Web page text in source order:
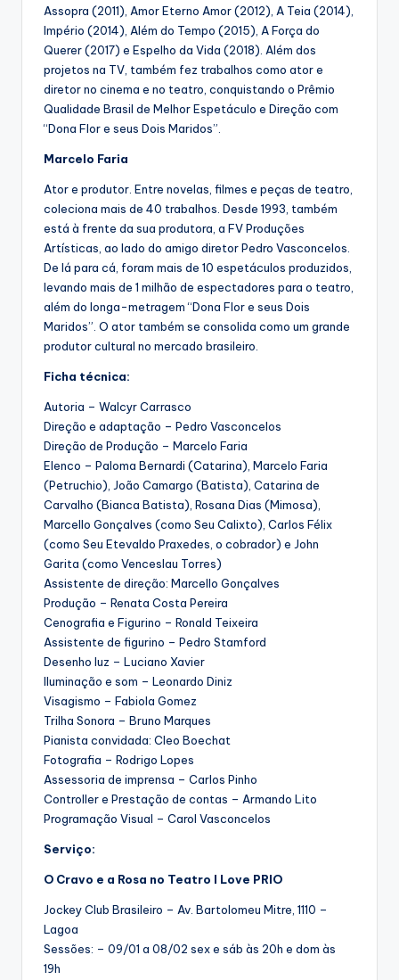
Assopra (2011), Amor Eterno Amor (2012), A Teia (2014),
Império (2014), Além do Tempo (2015), A Força do
Querer (2017) e Espelho da Vida (2018). Além dos
projetos na TV, também fez trabalhos como ator e
diretor no cinema e no teatro, conquistando o Prêmio
Qualidade Brasil de Melhor Espetáculo e Direção com
“Dona Flor e seus Dois Maridos”.
Marcelo Faria
Ator e produtor. Entre novelas, filmes e peças de teatro,
coleciona mais de 40 trabalhos. Desde 1993, também
está à frente da sua produtora, a FV Produções
Artísticas, ao lado do amigo diretor Pedro Vasconcelos.
De lá para cá, foram mais de 10 espetáculos produzidos,
levando mais de 1 milhão de espectadores para o teatro,
além do longa-metragem “Dona Flor e seus Dois
Maridos”. O ator também se consolida como um grande
produtor cultural no mercado brasileiro.
Ficha técnica:
Autoria – Walcyr Carrasco
Direção e adaptação – Pedro Vasconcelos
Direção de Produção – Marcelo Faria
Elenco – Paloma Bernardi (Catarina), Marcelo Faria
(Petruchio), João Camargo (Batista), Catarina de
Carvalho (Bianca Batista), Rosana Dias (Mimosa),
Marcello Gonçalves (como Seu Calixto), Carlos Félix
(como Seu Etevaldo Praxedes, o cobrador) e John
Garita (como Venceslau Torres)
Assistente de direção: Marcello Gonçalves
Produção – Renata Costa Pereira
Cenografia e Figurino – Ronald Teixeira
Assistente de figurino – Pedro Stamford
Desenho luz – Luciano Xavier
Iluminação e som – Leonardo Diniz
Visagismo – Fabiola Gomez
Trilha Sonora – Bruno Marques
Pianista convidada: Cleo Boechat
Fotografia – Rodrigo Lopes
Assessoria de imprensa – Carlos Pinho
Controller e Prestação de contas – Armando Lito
Programação Visual – Carol Vasconcelos
Serviço:
O Cravo e a Rosa no Teatro I Love PRIO
Jockey Club Brasileiro – Av. Bartolomeu Mitre, 1110 –
Lagoa
Sessões: – 09/01 a 08/02 sex e sáb às 20h e dom às
19h